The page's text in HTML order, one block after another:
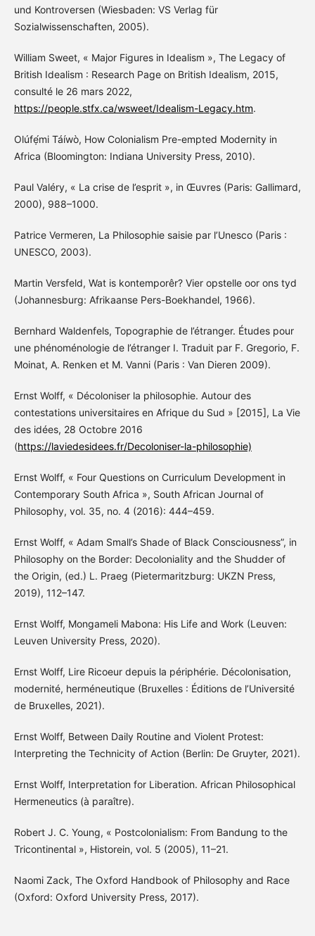
und Kontroversen (Wiesbaden: VS Verlag für
Sozialwissenschaften, 2005).
William Sweet, « Major Figures in Idealism », The Legacy of
British Idealism : Research Page on British Idealism, 2015,
consulté le 26 mars 2022,
https://people.stfx.ca/wsweet/Idealism-Legacy.htm.
Olúfẹ́mi Táíwò, How Colonialism Pre-empted Modernity in
Africa (Bloomington: Indiana University Press, 2010).
Paul Valéry, « La crise de l’esprit », in Œuvres (Paris: Gallimard,
2000), 988–1000.
Patrice Vermeren, La Philosophie saisie par l’Unesco (Paris :
UNESCO, 2003).
Martin Versfeld, Wat is kontemporêr? Vier opstelle oor ons tyd
(Johannesburg: Afrikaanse Pers-Boekhandel, 1966).
Bernhard Waldenfels, Topographie de l’étranger. Études pour
une phénoménologie de l’étranger I. Traduit par F. Gregorio, F.
Moinat, A. Renken et M. Vanni (Paris : Van Dieren 2009).
Ernst Wolff, « Décoloniser la philosophie. Autour des
contestations universitaires en Afrique du Sud » [2015], La Vie
des idées, 28 Octobre 2016
(https://laviedesidees.fr/Decoloniser-la-philosophie)
Ernst Wolff, « Four Questions on Curriculum Development in
Contemporary South Africa », South African Journal of
Philosophy, vol. 35, no. 4 (2016): 444–459.
Ernst Wolff, « Adam Small’s Shade of Black Consciousness”, in
Philosophy on the Border: Decoloniality and the Shudder of
the Origin, (ed.) L. Praeg (Pietermaritzburg: UKZN Press,
2019), 112–147.
Ernst Wolff, Mongameli Mabona: His Life and Work (Leuven:
Leuven University Press, 2020).
Ernst Wolff, Lire Ricoeur depuis la périphérie. Décolonisation,
modernité, herméneutique (Bruxelles : Éditions de l’Université
de Bruxelles, 2021).
Ernst Wolff, Between Daily Routine and Violent Protest:
Interpreting the Technicity of Action (Berlin: De Gruyter, 2021).
Ernst Wolff, Interpretation for Liberation. African Philosophical
Hermeneutics (à paraître).
Robert J. C. Young, « Postcolonialism: From Bandung to the
Tricontinental », Historein, vol. 5 (2005), 11–21.
Naomi Zack, The Oxford Handbook of Philosophy and Race
(Oxford: Oxford University Press, 2017).